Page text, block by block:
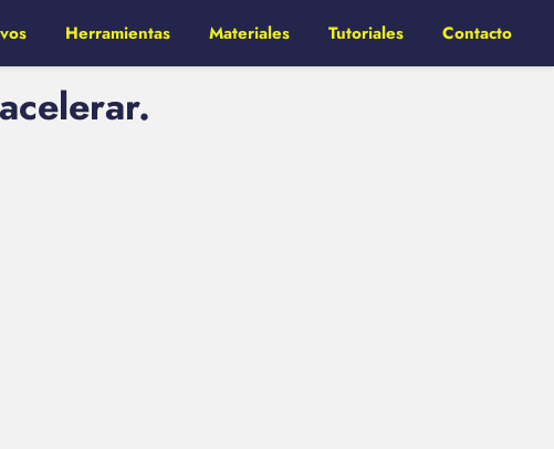
Herramientas Materiales Tutoriales Contacto